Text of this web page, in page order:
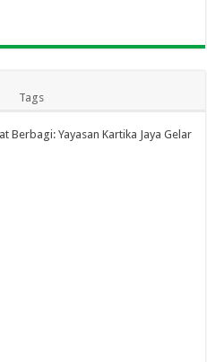
Tags
Berbagi: Yayasan Kartika Jaya Gelar